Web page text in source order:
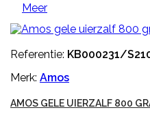
Meer
Referentie: KB000231/
Merk: Amos
AMOS GELE UIERZALF 800